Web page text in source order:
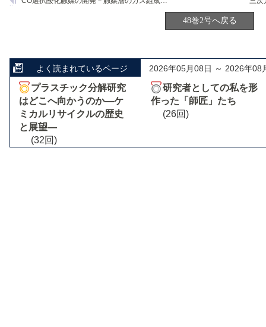
48巻2号へ戻る
よく読まれているページ 2026年05月08日 ～ 2026年08
プラスチック分解研究
はどこへ向かうのか―ケ
ミカルリサイクルの歴史
と展望―
(32回)
研究者としての私を形
作った「師匠」たち
(26回)